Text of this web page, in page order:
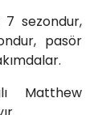
sezondur,
pasör
Matthew